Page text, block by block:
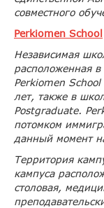
совместного
Perkiomen School
Независимая
расположенная
Perkiomen
лет, также в
Postgraduate.
потомком
данный момент
Территория
кампуса
столовая,